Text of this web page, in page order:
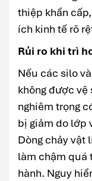
thiệp khẩn
ích kinh tế rõ
Rủi ro khi trì
Nếu các silo
không được vệ
nghiêm trọng
bị giảm do lớp
Dòng chảy vật
làm chậm quá
hành. Nguy